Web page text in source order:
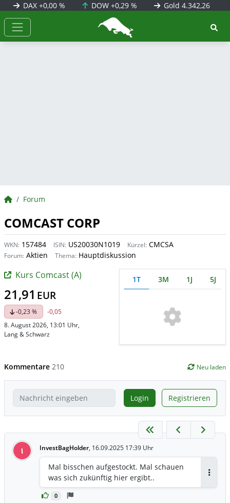
DAX +0,00 % DOW+0,29 % Gold 4.342,26
BörsenNEWS.de
BörsenNEWS.de
Forum
COMCAST CORP
WKN: 157484 ISIN: US20030N1019 Kürzel: CMCSA
Forum: Aktien Thema: Hauptdiskussion
Kurs Comcast (A)
21,91 EUR
-0,23 %
-0,05
8. August 2026, 13:01 Uhr,
Lang & Schwarz
1T 3M 1J 5J
Kommentare 210 Neu laden
Login Registrieren
I InvestBagHolder, 16.09.2025 17:39 Uhr
0
Mal bisschen aufgestockt. Mal schauen
was sich zukünftig hier ergibt..